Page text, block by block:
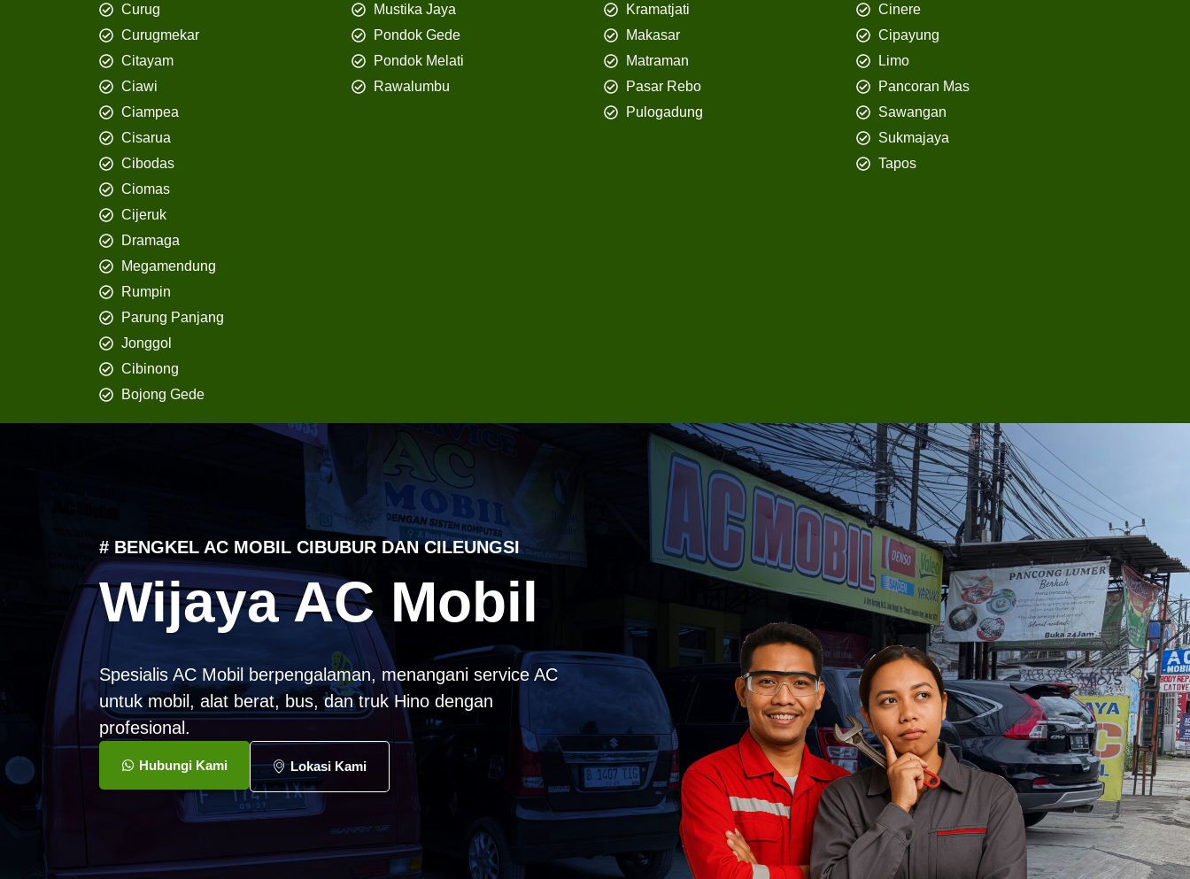
Curug
Curugmekar
Citayam
Ciawi
Ciampea
Cisarua
Cibodas
Ciomas
Cijeruk
Dramaga
Megamendung
Rumpin
Parung Panjang
Jonggol
Cibinong
Bojong Gede
Mustika Jaya
Pondok Gede
Pondok Melati
Rawalumbu
Kramatjati
Makasar
Matraman
Pasar Rebo
Pulogadung
Cinere
Cipayung
Limo
Pancoran Mas
Sawangan
Sukmajaya
Tapos
# BENGKEL AC MOBIL CIBUBUR DAN CILEUNGSI
Wijaya AC Mobil
Spesialis AC Mobil berpengalaman, menangani service AC
untuk mobil, alat berat, bus, dan truk Hino dengan
profesional.
Hubungi Kami Lokasi Kami